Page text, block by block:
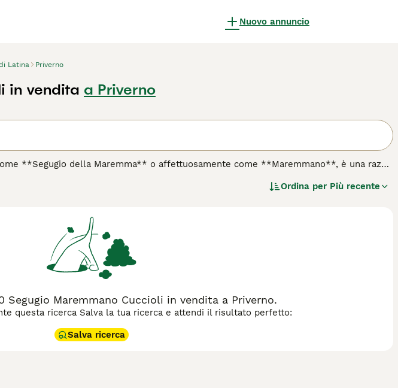
Nuovo annuncio
Latina Priverno
in vendita a Priverno
**Segugio della Maremma** o affettuosamente come **Maremmano**, è una razza
Di taglia media, il Segugio Maremmano presenta un mantello corto, fitto e
tratti distintivi della razza. Dal punto di vista caratteriale, questo segugio è
mostrando affetto e lealtà. È adatto a chi ama uno stile di vita attivo, poiché
mentali costanti. Non è indicato per vivere in appartamento a causa del suo alto
per cacciatori esperti o famiglie con ampi spazi esterni, che possano accogliere un
Ordina per Più recente
Segugio Maremmano Cuccioli in vendita a Priverno.
questa ricerca Salva la tua ricerca e attendi il risultato perfetto:
Salva ricerca